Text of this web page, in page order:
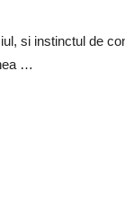
si instinctul de
…